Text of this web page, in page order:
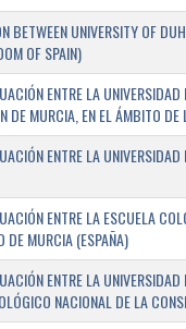
BETWEEN UNIVERSITY OF
OF SPAIN)
ENTRE LA
DE MURCIA, EN EL ÁMBITO
ENTRE LA
ENTRE LA ESCUELA
DE MURCIA (ESPAÑA)
ENTRE LA
NACIONAL DE LA